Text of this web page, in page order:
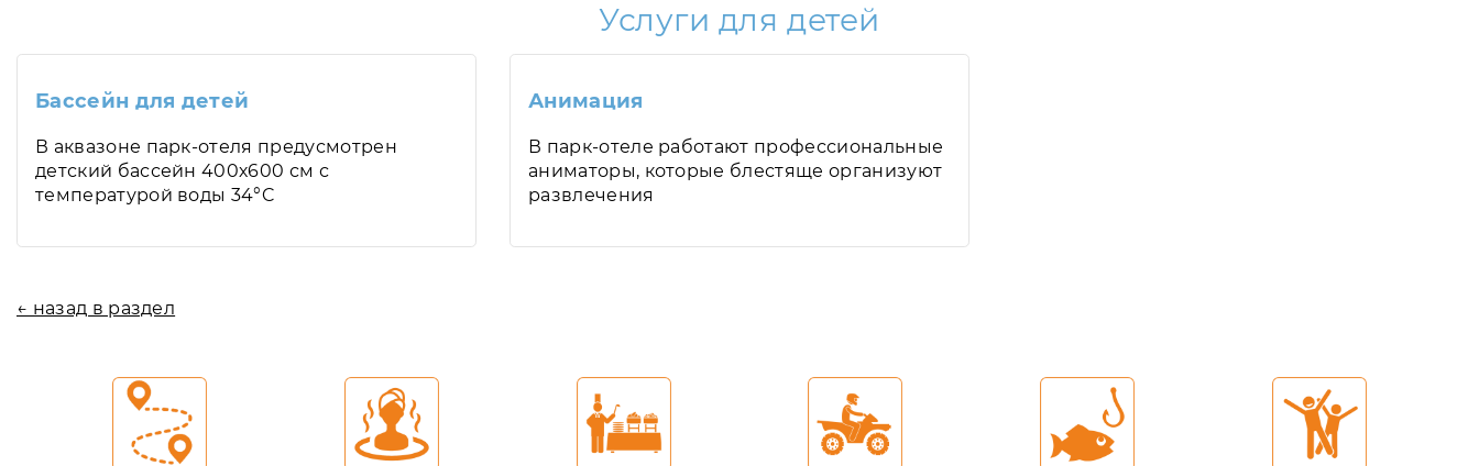
Услуги для детей
Бассейн для детей
В аквазоне парк-отеля предусмотрен
детский бассейн 400х600 см с
температурой воды 34°C
Анимация
В парк-отеле работают профессиональные
аниматоры, которые блестяще организуют
развлечения
← назад в раздел